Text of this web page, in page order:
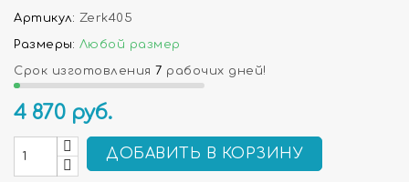
Артикул: Zerk405
Размеры: Любой размер
Срок изготовления 7 рабочих дней!
4 870 руб.
ДОБАВИТЬ В КОРЗИНУ